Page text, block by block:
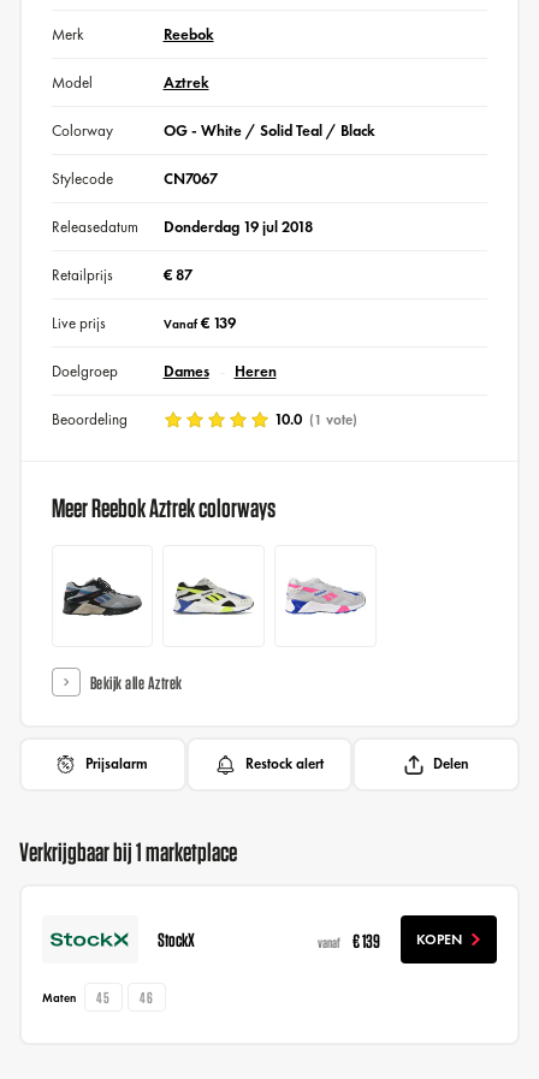
Merk Reebok
Model Aztrek
Colorway OG - White / Solid Teal / Black
Stylecode CN7067
Releasedatum Donderdag 19 jul 2018
Retailprijs € 87
Live prijs Vanaf€ 139
Doelgroep Dames Heren
Beoordeling 10.0 (1 vote)
Meer Reebok Aztrek colorways
Bekijk alle Aztrek
Prijsalarm Restock alert Delen
Verkrijgbaar bij 1 marketplace
StockX vanaf € 139 KOPEN
Maten 45 46